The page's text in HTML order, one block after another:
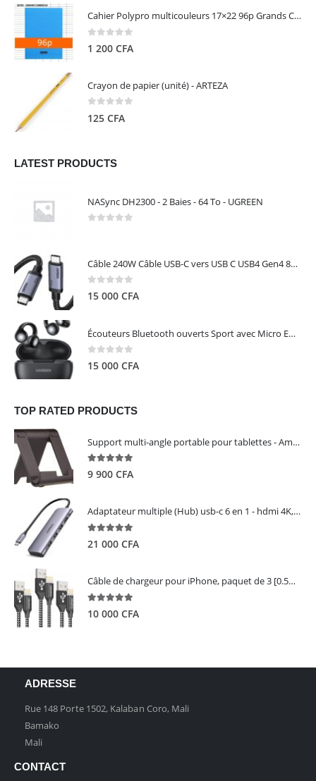
Cahier Polypro multicouleurs 17×22 96p Grands Carreaux Séyès 90g - CALLIGRAPHE
1 200 CFA
Crayon de papier (unité) - ARTEZA
125 CFA
LATEST PRODUCTS
NASync DH2300 - 2 Baies - 64 To - UGREEN
Câble 240W Câble USB-C vers USB C USB4 Gen4 80Gbps pour Thunderbolt 5/4/3, Premium 18K double écran triple 4K PD3.1 - UGREEN
0 out of 5
15 000 CFA
Écouteurs Bluetooth ouverts Sport avec Micro ENC IPX5 – HiTune S3 UGREEN 45785
0 out of 5
15 000 CFA
TOP RATED PRODUCTS
Support multi-angle portable pour tablettes - Amazon Basics
5.00out of 5
9 900 CFA
Adaptateur multiple (Hub) usb-c 6 en 1 - hdmi 4K, 3 ports USB 3.0 et lecteur de carte sd tf - UGREEN
5.00out of 5
21 000 CFA
Câble de chargeur pour iPhone, paquet de 3 [0.5M 1M 2M] - GIANAC
5.00out of 5
10 000 CFA
ADRESSE
Rue 148 Porte 1502, Kalaban Coro, Mali
Bamako
Mali
CONTACT